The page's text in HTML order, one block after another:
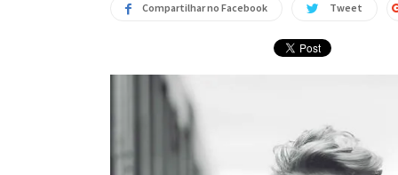
Compartilhar no Facebook Tweet